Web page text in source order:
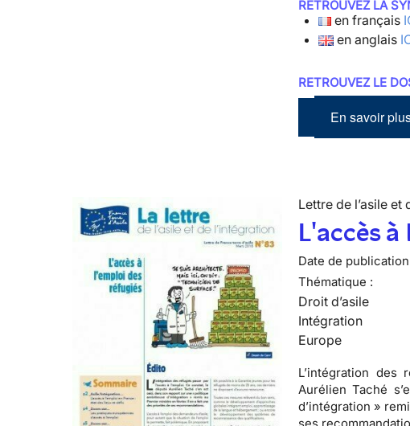
RETROUVEZ LA
en français
en anglais
RETROUVEZ LE
En savoir
Lettre de l’asile et
L'accès
Date de
Thématique :
Droit d’asile
Intégration
Europe
L’intégration des
Aurélien Taché
d’intégration »